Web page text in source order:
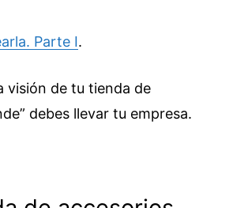
Parte I.
visión de tu tienda de
debes llevar tu empresa.